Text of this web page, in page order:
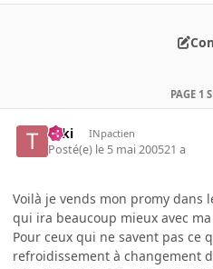
PAGE 1
Taki INpactien
Posté(e) le 5 mai 200521 a
Voilà je vends mon promy dans
qui ira beaucoup mieux avec
Pour ceux qui ne savent pas ce
refroidissement à changement